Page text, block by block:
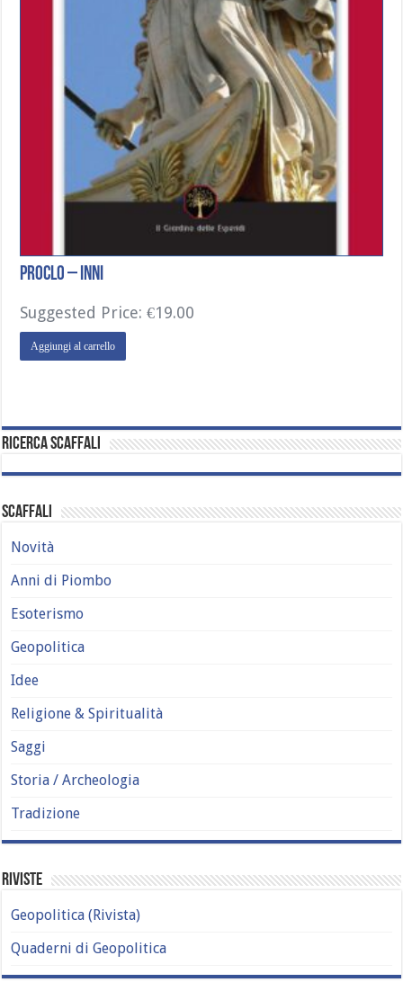
Proclo – Inni
Suggested Price:€19.00
Aggiungi al carrello
Ricerca Scaffali
Scaffali
Novità
Anni di Piombo
Esoterismo
Geopolitica
Idee
Religione & Spiritualità
Saggi
Storia / Archeologia
Tradizione
Riviste
Geopolitica (Rivista)
Quaderni di Geopolitica